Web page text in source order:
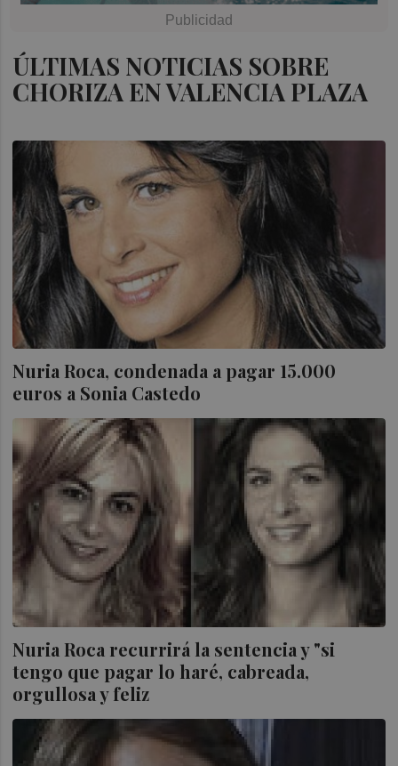
ÚLTIMAS NOTICIAS SOBRE
CHORIZA EN VALENCIA PLAZA
Nuria Roca, condenada a pagar 15.000
euros a Sonia Castedo
Nuria Roca recurrirá la sentencia y "si
tengo que pagar lo haré, cabreada,
orgullosa y feliz